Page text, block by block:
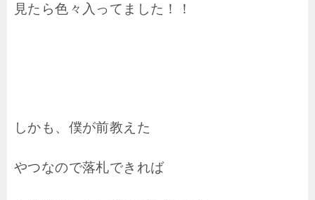
見たら色々入ってました！！
しかも、僕が前教えた
やつなので落札できれば